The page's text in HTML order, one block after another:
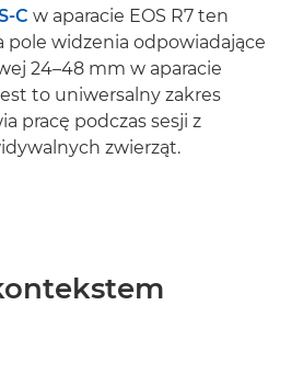
C w aparacie EOS R7 ten
widzenia odpowiadające
24–48 mm w aparacie
to uniwersalny zakres
pracę podczas sesji z
zwierząt.